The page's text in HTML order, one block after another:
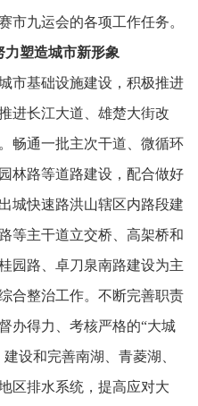
市九运会的各项工作任务。
力塑造城市新形象
市基础设施建设， 积极推进
进长江大道、 雄楚大街改
畅通一批主次干道、 微循环
园林路等道路建设， 配合做好
出城快速路洪山辖区内路段建
等主干道立交桥、 高架桥和
园路、 卓刀泉南路建设为主
合整治工作。 不断完善职责
办得力、 考核严格的“大城
建设和完善南湖、 青菱湖、
区排水系统， 提高应对大